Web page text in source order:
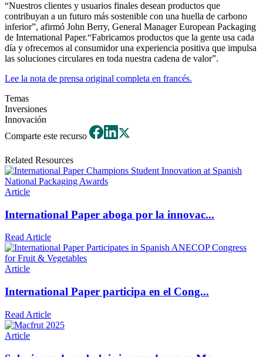
“Nuestros clientes y usuarios finales desean productos que
contribuyan a un futuro más sostenible con una huella de carbono
inferior”, afirmó John Berry, General Manager European Packaging
de International Paper.“Fabricamos productos que la gente usa cada
día y ofrecemos al consumidor una experiencia positiva que impulsa
las soluciones circulares en toda nuestra cadena de valor”.
Lee la nota de prensa original completa en francés.
Temas
Inversiones
Innovación
Comparte este recurso
Related Resources
Article
International Paper aboga por la innovac...
Read Article
Article
International Paper participa en el Cong...
Read Article
Article